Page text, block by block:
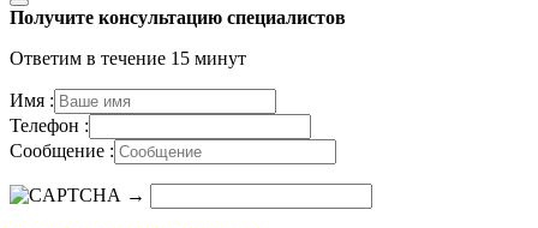
Получите консультацию специалистов
Ответим в течение 15 минут
Имя :
Телефон :
Сообщение :
→